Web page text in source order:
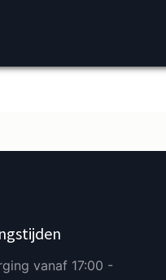
vanaf 17:00 -